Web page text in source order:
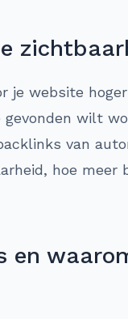
je website
wilt
van
hoe meer
en